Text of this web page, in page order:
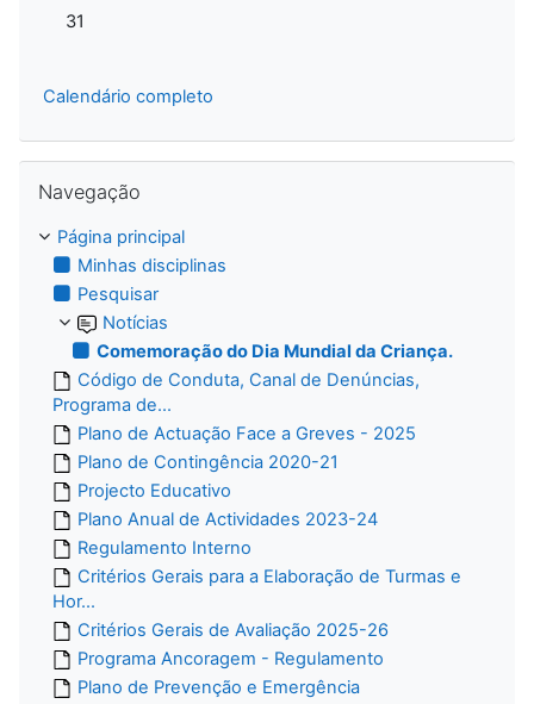
Sem eventos, segunda-feira, 31 de agosto
31
Calendário completo
Navegação
Página principal
Minhas disciplinas
Pesquisar
Notícias
Comemoração do Dia Mundial da Criança.
Código de Conduta, Canal de Denúncias,
Programa de...
Plano de Actuação Face a Greves - 2025
Plano de Contingência 2020-21
Projecto Educativo
Plano Anual de Actividades 2023-24
Regulamento Interno
Critérios Gerais para a Elaboração de Turmas e
Hor...
Critérios Gerais de Avaliação 2025-26
Programa Ancoragem - Regulamento
Plano de Prevenção e Emergência